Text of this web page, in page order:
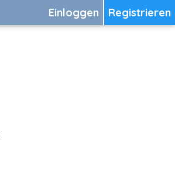
Registrieren
Einloggen